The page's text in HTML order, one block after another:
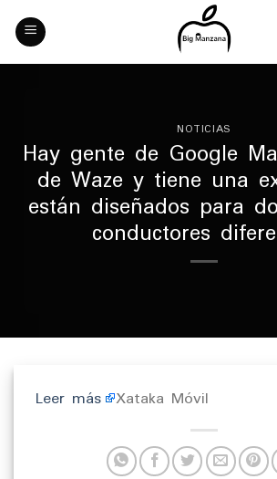
Skip
content
NOTICIAS
Hay gente de Google
de Waze y tiene una
están diseñados para
conductores
Leer más Xataka Móvil